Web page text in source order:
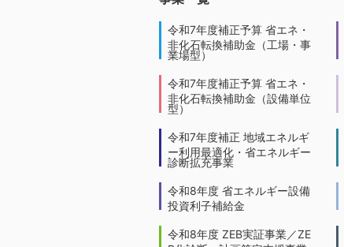
令和7年度補正予算 省エネ・
非化石転換補助金（工場・事
業場型）
令和7年度補正予算 省エネ・
非化石転換補助金（設備単位
型）
令和7年度補正 地域エネルギ
ー利用最適化・省エネルギー
診断拡充事業
令和8年度 省エネルギー設備
投資利子補給金
令和8年度 ZEB実証事業／ZE